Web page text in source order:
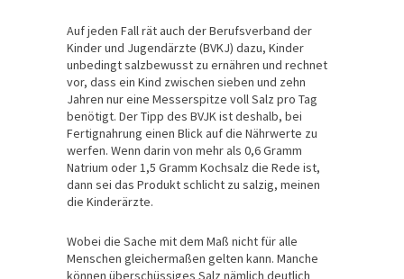
Auf jeden Fall rät auch der Berufsverband der
Kinder und Jugendärzte (BVKJ) dazu, Kinder
unbedingt salzbewusst zu ernähren und rechnet
vor, dass ein Kind zwischen sieben und zehn
Jahren nur eine Messerspitze voll Salz pro Tag
benötigt. Der Tipp des BVJK ist deshalb, bei
Fertignahrung einen Blick auf die Nährwerte zu
werfen. Wenn darin von mehr als 0,6 Gramm
Natrium oder 1,5 Gramm Kochsalz die Rede ist,
dann sei das Produkt schlicht zu salzig, meinen
die Kinderärzte.
Wobei die Sache mit dem Maß nicht für alle
Menschen gleichermaßen gelten kann. Manche
können überschüssiges Salz nämlich deutlich